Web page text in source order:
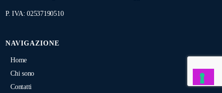
P. IVA: 02537190510
NAVIGAZIONE
Home
Chi sono
Contatti